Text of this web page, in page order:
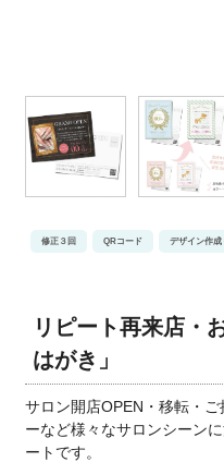
修正３回 QRコード デザイン作成
リピート再来店・
はがき」
サロン開店OPEN・移転・
ーなど様々なサロンシーン
ートです。